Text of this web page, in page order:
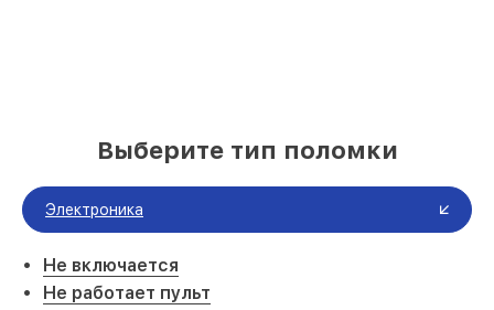
Выберите тип поломки
Электроника
Не включается
Не работает пульт